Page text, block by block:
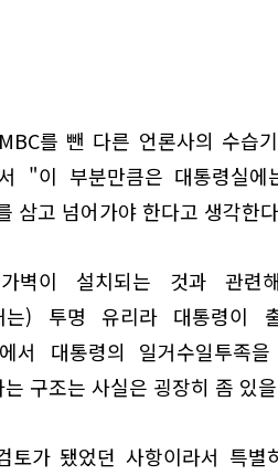
를 뺀 다른 언론사의 수습
"이 부분만큼은 대통령실에
삼고 넘어가야 한다고 생각한
벽이 설치되는 것과 관련
는) 투명 유리라 대통령이
서 대통령의 일거수일투족
구조는 사실은 굉장히 좀 있
토가 됐었던 사항이라서 특별